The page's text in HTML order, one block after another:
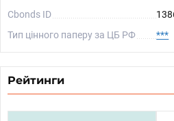
Cbonds ID
Тип цінного паперу за ЦБ РФ
***
Рейтинги